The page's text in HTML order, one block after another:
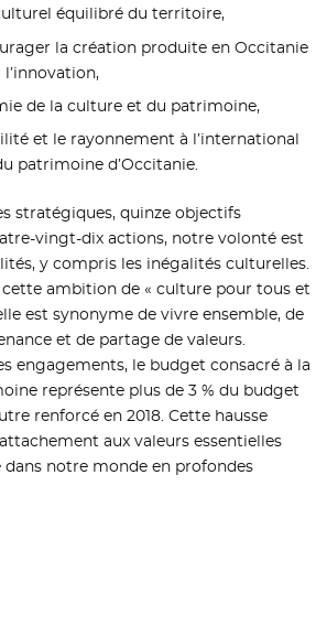
équilibré du territoire,
la création produite en Occitanie
de la culture et du patrimoine,
et le rayonnement à l’international
patrimoine d’Occitanie.
stratégiques, quinze objectifs
vingt-dix actions, notre volonté est
y compris les inégalités culturelles.
ambition de « culture pour tous et
est synonyme de vivre ensemble, de
et de partage de valeurs.
engagements, le budget consacré à la
représente plus de 3 % du budget
renforcé en 2018. Cette hausse
aux valeurs essentielles
notre monde en profondes